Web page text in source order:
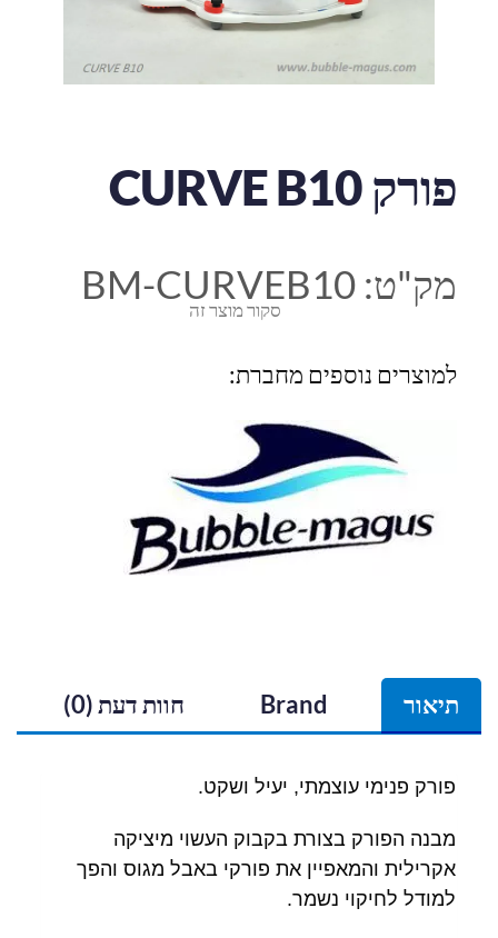
פורק CURVE B10
סקור מוצר זה
מק"ט: BM-CURVEB10
למוצרים נוספים מחברת:
תיאור Brand חוות דעת (0)
פורק פנימי עוצמתי, יעיל ושקט.
מבנה הפורק בצורת בקבוק העשוי מיציקה
אקרילית והמאפיין את פורקי באבל מגוס והפך
למודל לחיקוי נשמר.